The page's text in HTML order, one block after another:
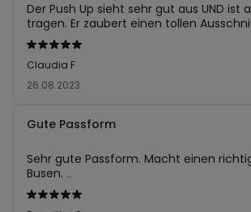
Mit
5
von
26.08.2023
Claudia F
Der Push Up sieht sehr gut aus UND ist
tragen. Er zaubert einen tollen
Farbe ist ein Traum!
Ich habe ihn zum Glück gleich in drei
bestellt.
Mit
Gute Passform
Sehr gute Passform. Macht einen
Busen.
Schöne Spitze, angenehm zu tragen.
Gutes Preis- Leistungsverhältnis.